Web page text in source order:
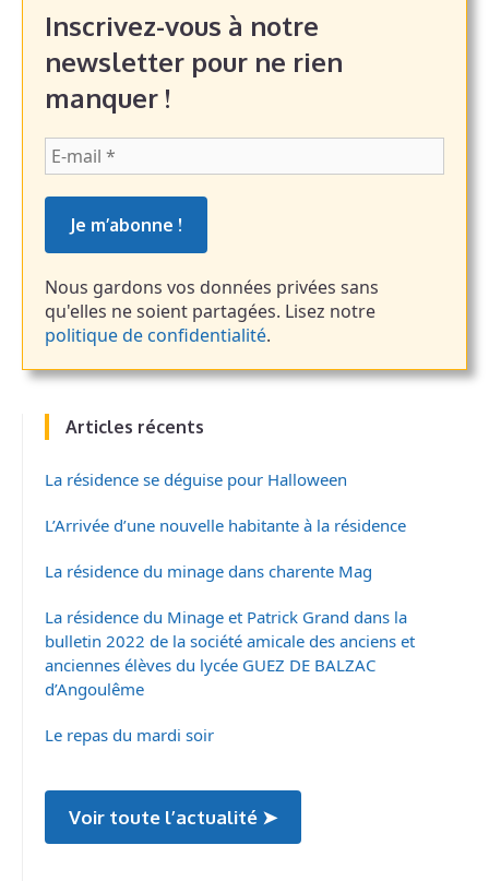
Inscrivez-vous à notre
newsletter pour ne rien
manquer !
E-
mail
*
Nous gardons vos données privées sans
qu'elles ne soient partagées. Lisez notre
politique de confidentialité.
Articles récents
La résidence se déguise pour Halloween
L’Arrivée d’une nouvelle habitante à la résidence
La résidence du minage dans charente Mag
La résidence du Minage et Patrick Grand dans la
bulletin 2022 de la société amicale des anciens et
anciennes élèves du lycée GUEZ DE BALZAC
d’Angoulême
Le repas du mardi soir
Voir toute l’actualité ➤